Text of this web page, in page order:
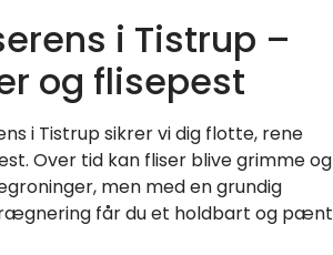
i Tistrup –
og flisepest
i Tistrup sikrer vi dig flotte, rene
Over tid kan fliser blive grimme og
men med en grundig
får du et holdbart og pænt